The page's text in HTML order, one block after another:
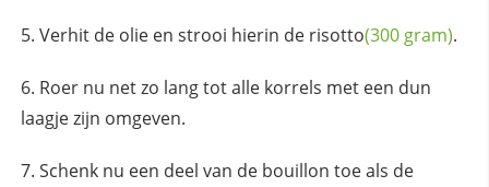
Verhit de olie en strooi hierin de risotto(300 gram).
Roer nu net zo lang tot alle korrels met een dun
laagje zijn omgeven.
Schenk nu een deel van de bouillon toe als de